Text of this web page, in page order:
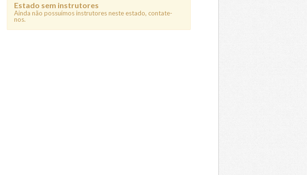
Estado sem instrutores
Ainda não possuímos instrutores neste estado, contate-
nos.